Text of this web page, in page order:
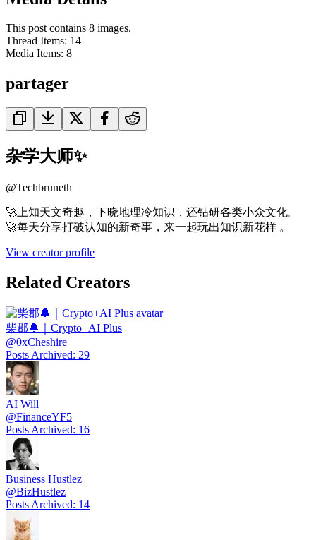
This post contains 8 images.
Thread Items: 14
Media Items: 8
partager
杂学大师✨
@Techbruneth
🚀上知天文奇趣，下晓地理冷知识，还钻研各类小众文化。
🚀每天分享打破认知的新奇事，来一起玩出知识新花样 。
View creator profile
Related Creators
柴郡🔔｜Crypto+AI Plus
@0xCheshire
Posts Archived: 29
AI Will
@FinanceYF5
Posts Archived: 16
Business Hustlez
@BizHustlez
Posts Archived: 14